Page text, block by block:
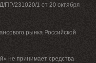
231020/1 от 20 октября
рынка Российской
не принимает средства